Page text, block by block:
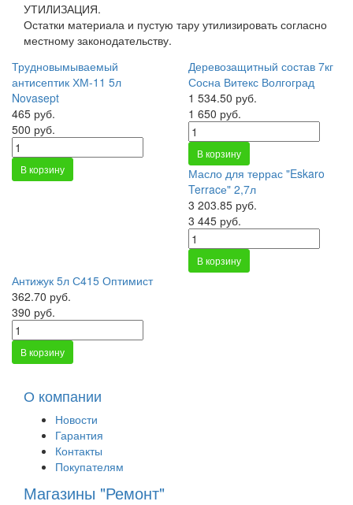
УТИЛИЗАЦИЯ.
Остатки материала и пустую тару утилизировать согласно
местному законодательству.
Трудновымываемый
антисептик ХМ-11 5л
Novasept
465 руб.
500 руб.
В корзину
Деревозащитный состав 7кг
Сосна Витекс Волгоград
1 534.50 руб.
1 650 руб.
В корзину
Масло для террас "Eskaro
Terracе" 2,7л
3 203.85 руб.
3 445 руб.
В корзину
Антижук 5л С415 Оптимист
362.70 руб.
390 руб.
В корзину
О компании
Новости
Гарантия
Контакты
Покупателям
Магазины "Ремонт"